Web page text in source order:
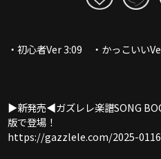
・初心者Ver 3:09 ・かっこいい
▶︎新発売◀︎ガズレレ楽譜SONG
版で登場！
https://gazzlele.com/2025-